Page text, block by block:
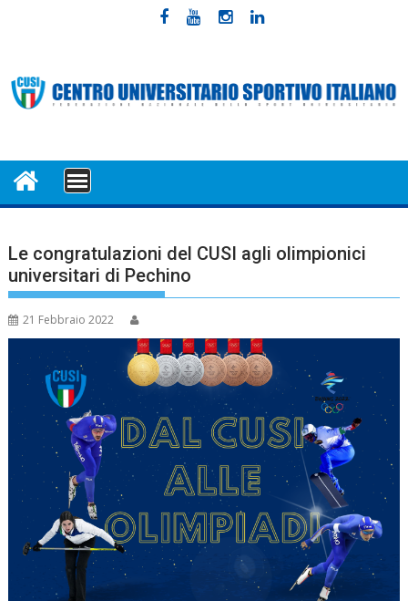
MENU
Le congratulazioni del CUSI agli olimpionici
universitari di Pechino
21 Febbraio 2022